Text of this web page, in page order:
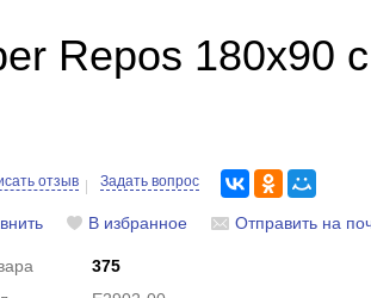
Repos 180x90
отзыв Задать вопрос
В избранное Отправить на
375